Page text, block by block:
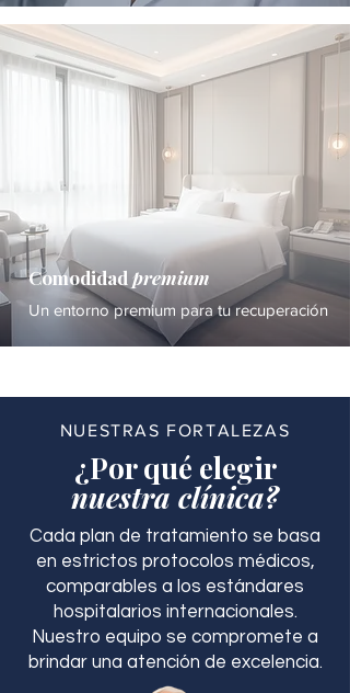
Comodidad premium
Un entorno premium para tu recuperación
NUESTRAS FORTALEZAS
¿Por qué elegir
nuestra clínica?
Cada plan de tratamiento se basa
en estrictos protocolos médicos,
comparables a los estándares
hospitalarios internacionales.
Nuestro equipo se compromete a
brindar una atención de excelencia.